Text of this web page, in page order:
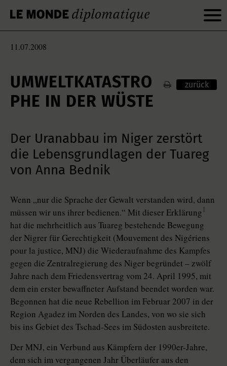
11.07.2008
UMWELTKATASTRO
PHE IN DER WÜSTE
zurück
Der Uranabbau im Niger zerstört
die Lebensgrundlagen der Tuareg
von Anna Bednik
Wenn „nur die Sprache der Gewalt verstanden wird, dann
müssen wir uns ihrer bedienen.“ Mit dieser Erklärung 1
hat die mehrheitlich aus Tuareg bestehende Bewegung
der Nigrer für Gerechtigkeit (Mouvement des Nigériens
pour la justice, MNJ) die Wiederaufnahme des Kampfes
gegen die Zentralregierung des Niger begründet – zwölf
Jahre nach dem Friedensvertrag vom 24. April 1995, mit
dem ein erster bewaffneter Aufstand beendet worden war.
Begonnen hat die neue Rebellion im Februar 2007 in der
Region Agadez im Norden des Landes, von wo sie sich
bis ins Gebiet des Tschad-Sees im Südosten ausbreitete.
Der MNJ, ein Verbund aus Kämpfern der 1990er-Jahre,
dem sich im vergangenen Jahr Überläufer aus den